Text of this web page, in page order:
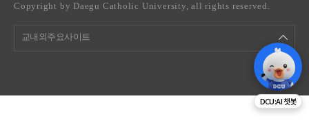
Copyright by Daegu Catholic University, all rights reserved.
교내외주요사이트
DCU:AI 챗봇